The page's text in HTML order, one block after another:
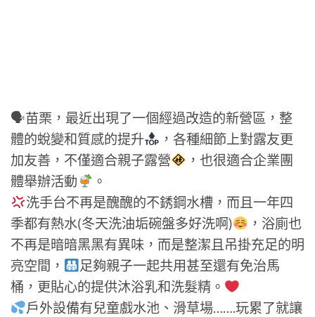
🗣苗栗，最近出現了一個經過改造的新營區，整
體的蛻變和質感的提升
，各種細節上對露友更
加友善，不僅適合親子露營
，也很適合企業團
體舉辦活動
。
洗手台不再是醜醜的不銹鋼水槽，而且一年四
季都有熱水(冬天洗油垢碗盤多好洗啊)
，浴廁也
不再是暗暗黑黑有異味，而是整潔且吊掛充足的明
亮空間，
足夠親子一起共用甚至還有免治馬
桶，更貼心的提供沐浴乳和洗髮精。
戶外設備有兒童戲水池、滑草場…….玩累了就讓